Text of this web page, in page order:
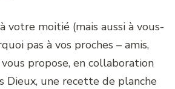
votre moitié (mais aussi à vous-
pas à vos proches – amis,
propose, en collaboration
Dieux, une recette de planche